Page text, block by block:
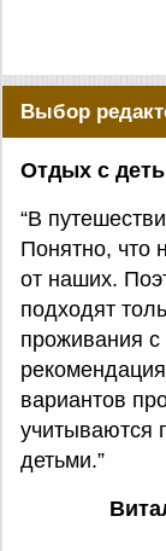
Выбор
Отдых с
“В
Понятно, что
от наших.
подходят
проживания
вариантов
учитываются
детьми.”